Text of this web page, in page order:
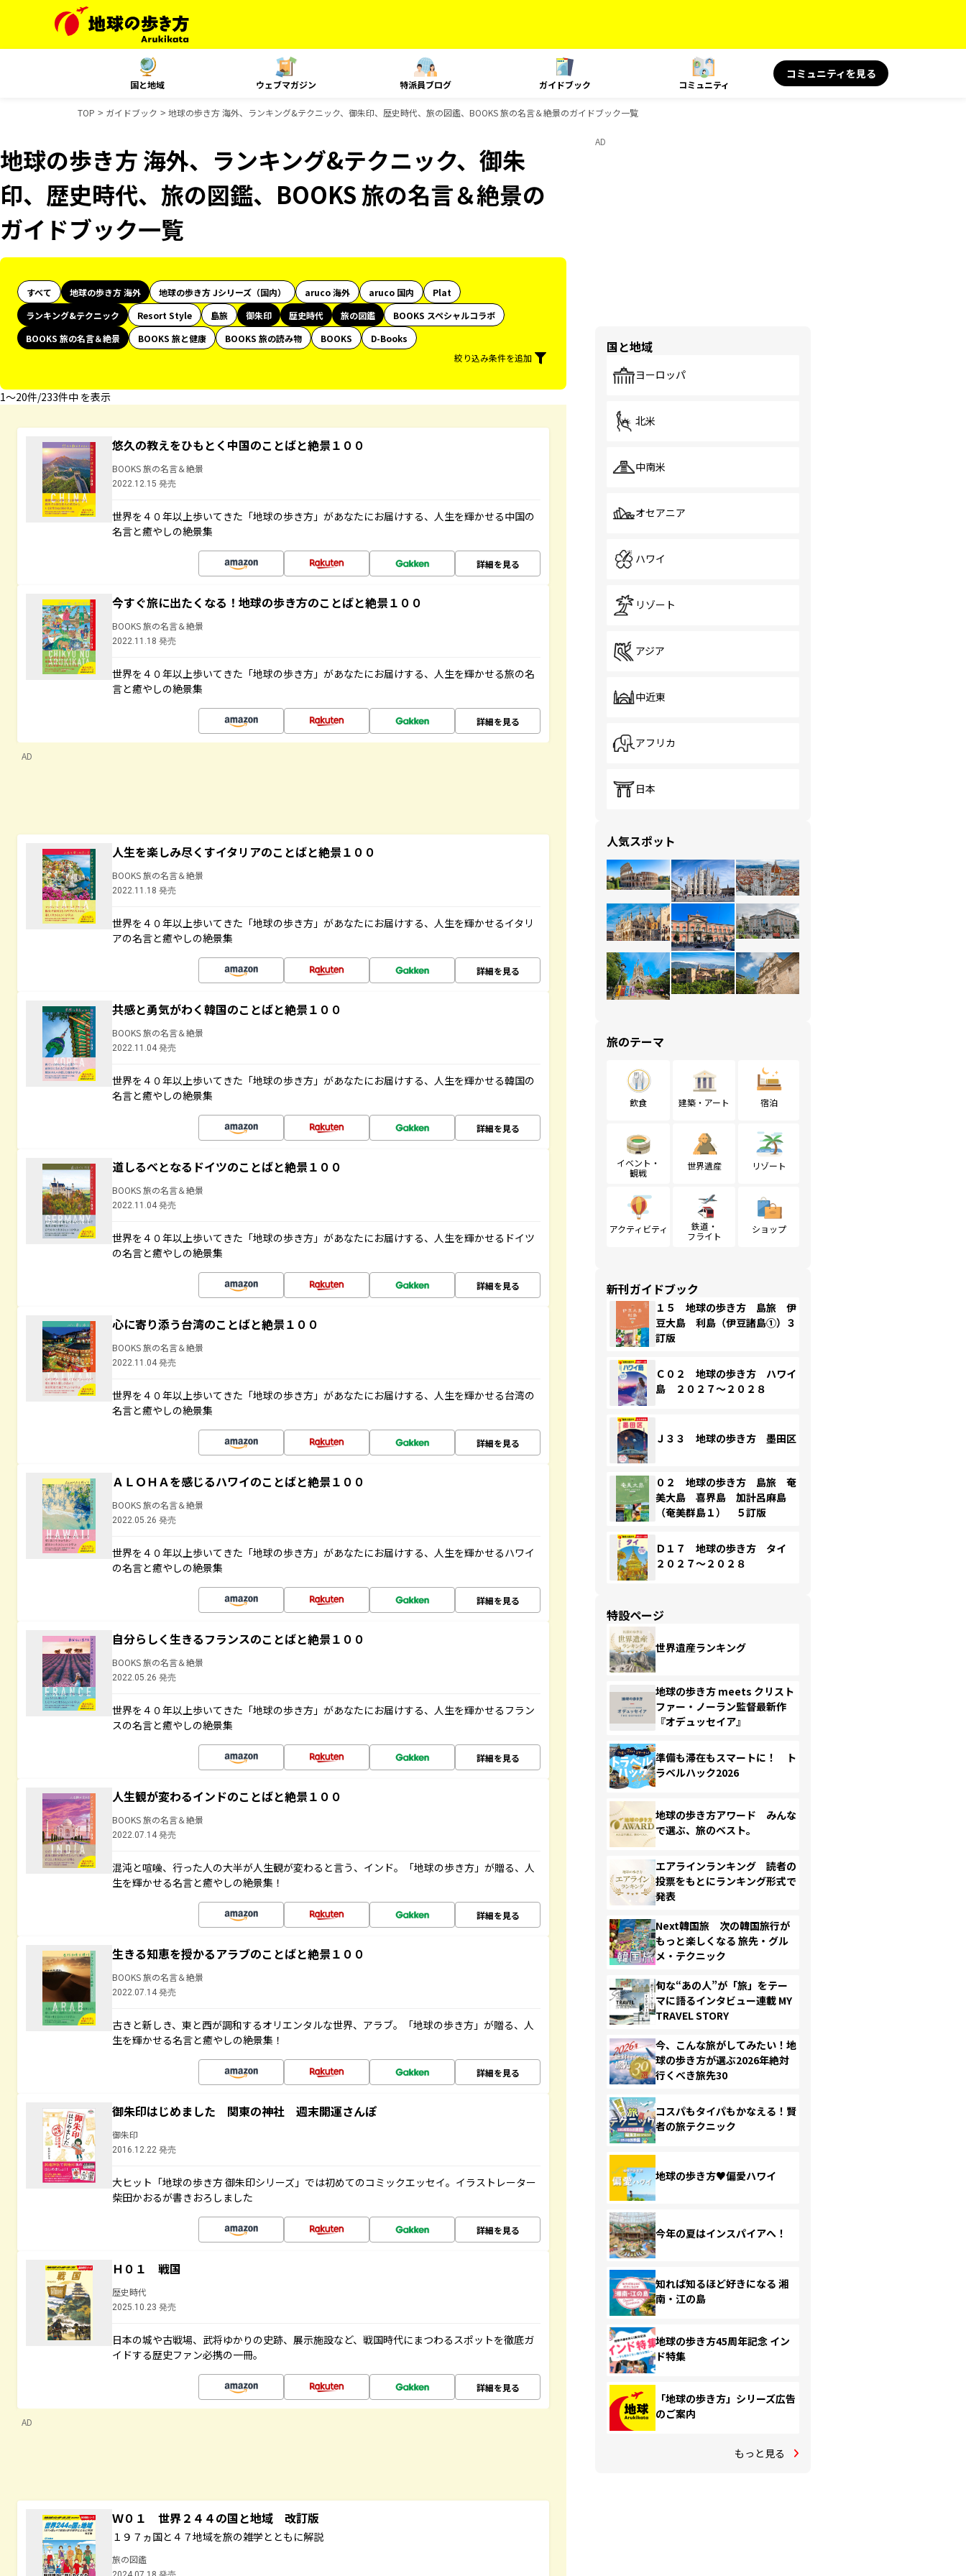
国と地域 ウェブマガジン 特派員ブログ ガイドブック コミュニティ
コミュニティを見る
TOP ガイドブック 地球の歩き方 海外、ランキング&テクニック、御朱印、歴史時代、旅の図鑑、BOOKS 旅の名言＆絶景のガイドブック一覧
地球の歩き方 海外、ランキング&テクニック、御朱
印、歴史時代、旅の図鑑、BOOKS 旅の名言＆絶景の
ガイドブック一覧
すべて 地球の歩き方 海外 地球の歩き方 Jシリーズ（国内） aruco 海外 aruco 国内
Plat
ランキング&テクニック
Resort Style 島旅 御朱印 歴史時代 旅の図鑑
BOOKS スペシャルコラボ
BOOKS 旅の名言＆絶景
BOOKS 旅と健康 BOOKS 旅の読み物 BOOKS
D-Books
絞り込み条件を追加
1〜20件/233件中 を表示
悠久の教えをひもとく中国のことばと絶景１００
BOOKS 旅の名言＆絶景
2022.12.15 発売
世界を４０年以上歩いてきた「地球の歩き方」があなたにお届けする、人生を輝かせる中国の
名言と癒やしの絶景集
詳細を見る
今すぐ旅に出たくなる！地球の歩き方のことばと絶景１００
BOOKS 旅の名言＆絶景
2022.11.18 発売
世界を４０年以上歩いてきた「地球の歩き方」があなたにお届けする、人生を輝かせる旅の名
言と癒やしの絶景集
詳細を見る
AD
人生を楽しみ尽くすイタリアのことばと絶景１００
BOOKS 旅の名言＆絶景
2022.11.18 発売
世界を４０年以上歩いてきた「地球の歩き方」があなたにお届けする、人生を輝かせるイタリ
アの名言と癒やしの絶景集
詳細を見る
共感と勇気がわく韓国のことばと絶景１００
BOOKS 旅の名言＆絶景
2022.11.04 発売
世界を４０年以上歩いてきた「地球の歩き方」があなたにお届けする、人生を輝かせる韓国の
名言と癒やしの絶景集
詳細を見る
道しるべとなるドイツのことばと絶景１００
BOOKS 旅の名言＆絶景
2022.11.04 発売
世界を４０年以上歩いてきた「地球の歩き方」があなたにお届けする、人生を輝かせるドイツ
の名言と癒やしの絶景集
詳細を見る
心に寄り添う台湾のことばと絶景１００
BOOKS 旅の名言＆絶景
2022.11.04 発売
世界を４０年以上歩いてきた「地球の歩き方」があなたにお届けする、人生を輝かせる台湾の
名言と癒やしの絶景集
詳細を見る
ＡＬＯＨＡを感じるハワイのことばと絶景１００
BOOKS 旅の名言＆絶景
2022.05.26 発売
世界を４０年以上歩いてきた「地球の歩き方」があなたにお届けする、人生を輝かせるハワイ
の名言と癒やしの絶景集
詳細を見る
自分らしく生きるフランスのことばと絶景１００
BOOKS 旅の名言＆絶景
2022.05.26 発売
世界を４０年以上歩いてきた「地球の歩き方」があなたにお届けする、人生を輝かせるフラン
スの名言と癒やしの絶景集
詳細を見る
人生観が変わるインドのことばと絶景１００
BOOKS 旅の名言＆絶景
2022.07.14 発売
混沌と喧噪、行った人の大半が人生観が変わると言う、インド。「地球の歩き方」が贈る、人
生を輝かせる名言と癒やしの絶景集！
詳細を見る
生きる知恵を授かるアラブのことばと絶景１００
BOOKS 旅の名言＆絶景
2022.07.14 発売
古きと新しき、東と西が調和するオリエンタルな世界、アラブ。「地球の歩き方」が贈る、人
生を輝かせる名言と癒やしの絶景集！
詳細を見る
御朱印はじめました 関東の神社 週末開運さんぽ
御朱印
2016.12.22 発売
大ヒット「地球の歩き方 御朱印シリーズ」では初めてのコミックエッセイ。イラストレーター
柴田かおるが書きおろしました
詳細を見る
Ｈ０１ 戦国
歴史時代
2025.10.23 発売
日本の城や古戦場、武将ゆかりの史跡、展示施設など、戦国時代にまつわるスポットを徹底ガ
イドする歴史ファン必携の一冊。
詳細を見る
AD
Ｗ０１ 世界２４４の国と地域 改訂版
１９７ヵ国と４７地域を旅の雑学とともに解説
旅の図鑑
AD
国と地域
ヨーロッパ
北米
中南米
オセアニア
ハワイ
リゾート
アジア
中近東
アフリカ
日本
人気スポット
旅のテーマ
飲食 建築・アート 宿泊
イベント・
観戦
世界遺産 リゾート
アクティビティ
鉄道・
フライト
ショップ
新刊ガイドブック
１５ 地球の歩き方 島旅 伊
豆大島 利島（伊豆諸島①）３
訂版
Ｃ０２ 地球の歩き方 ハワイ
島 ２０２７～２０２８
Ｊ３３ 地球の歩き方 墨田区
０２ 地球の歩き方 島旅 奄
美大島 喜界島 加計呂麻島
（奄美群島１） ５訂版
Ｄ１７ 地球の歩き方 タイ
２０２７～２０２８
特設ページ
世界遺産ランキング
地球の歩き方 meets クリスト
ファー・ノーラン監督最新作
『オデュッセイア』
準備も滞在もスマートに！ ト
ラベルハック2026
地球の歩き方アワード みんな
で選ぶ、旅のベスト。
エアラインランキング 読者の
投票をもとにランキング形式で
発表
Next韓国旅 次の韓国旅行が
もっと楽しくなる 旅先・グル
メ・テクニック
旬な“あの人”が「旅」をテー
マに語るインタビュー連載 MY
TRAVEL STORY
今、こんな旅がしてみたい！地
球の歩き方が選ぶ2026年絶対
行くべき旅先30
コスパもタイパもかなえる！賢
者の旅テクニック
地球の歩き方♥偏愛ハワイ
今年の夏はインスパイアへ！
知れば知るほど好きになる 湘
南・江の島
地球の歩き方45周年記念 イン
ド特集
「地球の歩き方」シリーズ広告
のご案内
もっと見る